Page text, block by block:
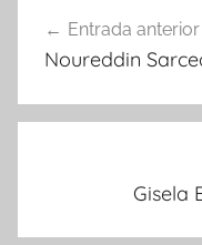
de
Entrada anterior
Noureddin
Gisela